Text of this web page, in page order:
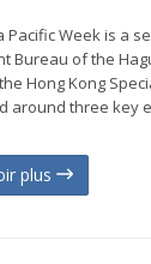
Pacific Week is a
Bureau of the
Hong Kong
around three key
plus